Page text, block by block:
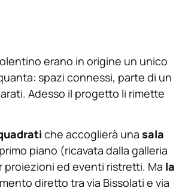
erano in origine un unico
spazi connessi, parte di un
Adesso il progetto li rimette
che accoglierà una sala
piano (ricavata dalla galleria
proiezioni ed eventi ristretti. Ma la
diretto tra via Bissolati e via